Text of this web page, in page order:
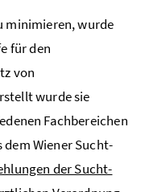
minimieren, wurde
für den
von
wurde sie
Fachbereichen
Wiener Sucht-
der Sucht-